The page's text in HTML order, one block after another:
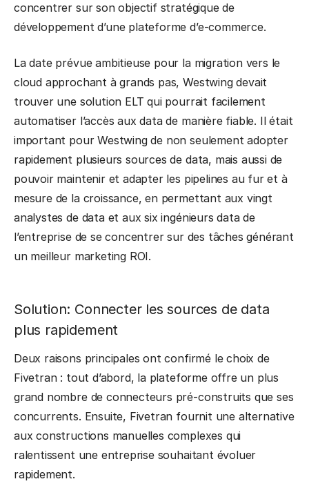
concentrer sur son objectif stratégique de
développement d’une plateforme d’e-commerce.
La date prévue ambitieuse pour la migration vers le
cloud approchant à grands pas, Westwing devait
trouver une solution ELT qui pourrait facilement
automatiser l’accès aux data de manière fiable. Il était
important pour Westwing de non seulement adopter
rapidement plusieurs sources de data, mais aussi de
pouvoir maintenir et adapter les pipelines au fur et à
mesure de la croissance, en permettant aux vingt
analystes de data et aux six ingénieurs data de
l’entreprise de se concentrer sur des tâches générant
un meilleur marketing ROI.
Solution: Connecter les sources de data
plus rapidement
Deux raisons principales ont confirmé le choix de
Fivetran : tout d’abord, la plateforme offre un plus
grand nombre de connecteurs pré-construits que ses
concurrents. Ensuite, Fivetran fournit une alternative
aux constructions manuelles complexes qui
ralentissent une entreprise souhaitant évoluer
rapidement.